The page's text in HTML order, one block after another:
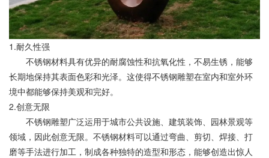
1.耐久性强
不锈钢材料具有优异的耐腐蚀性和抗氧化性，不易生锈，能够
长期地保持其表面色彩和光泽。这使得不锈钢雕塑在室内和室外环
境中都能够保持美观和完好。
2.创意无限
不锈钢雕塑广泛运用于城市公共设施、建筑装饰、园林景观等
领域，因此创意无限。不锈钢材料可以通过弯曲、剪切、焊接、打
磨等手法进行加工，制成各种独特的造型和形态，能够创造出惊人